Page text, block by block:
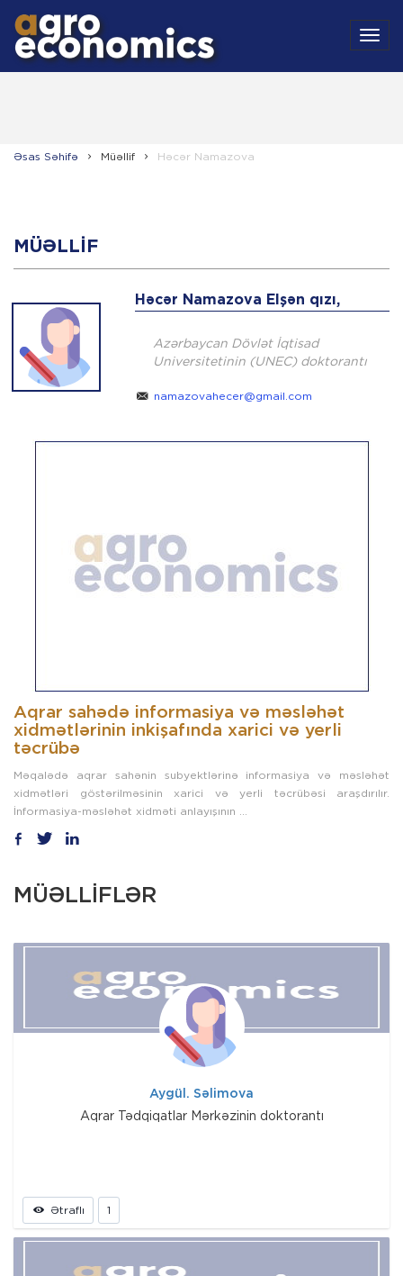
Əsas Səhifə Müəllif Həcər Namazova
MÜƏLLIF
Həcər Namazova Elşən qızı,
Azərbaycan Dövlət İqtisad
Universitetinin (UNEC) doktorantı
namazovahecer@gmail.com
Aqrar sahədə informasiya və məsləhət
xidmətlərinin inkişafında xarici və yerli
təcrübə
Məqalədə aqrar sahənin subyektlərinə informasiya və məsləhət
xidmətləri göstərilməsinin xarici və yerli təcrübəsi araşdırılır.
İnformasiya-məsləhət xidməti anlayışının ...
MÜƏLLİFLƏR
Aygül. Səlimova
Aqrar Tədqiqatlar Mərkəzinin doktorantı
Ətraflı 1